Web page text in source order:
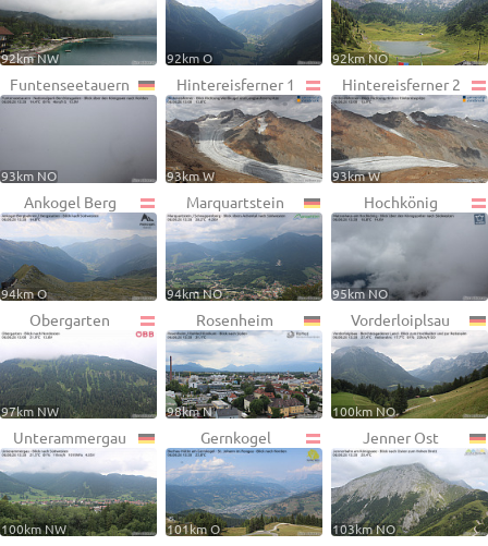
92km NW 92km O 92km NO
Funtenseetauern
93km NO
Hintereisferner 1
93km W
Hintereisferner 2
93km W
Ankogel Berg
94km O
Marquartstein
94km NO
Hochkönig
95km NO
Obergarten
97km NW
Rosenheim
98km N
Vorderloiplsau
100km NO
Unterammergau
100km NW
Gernkogel
101km O
Jenner Ost
103km NO